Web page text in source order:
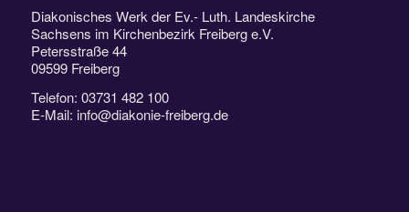
Diakonisches Werk der Ev.- Luth. Landeskirche
Sachsens im Kirchenbezirk Freiberg e.V.
Petersstraße 44
09599 Freiberg
Telefon: 03731 482 100
E-Mail: info@diakonie-freiberg.de